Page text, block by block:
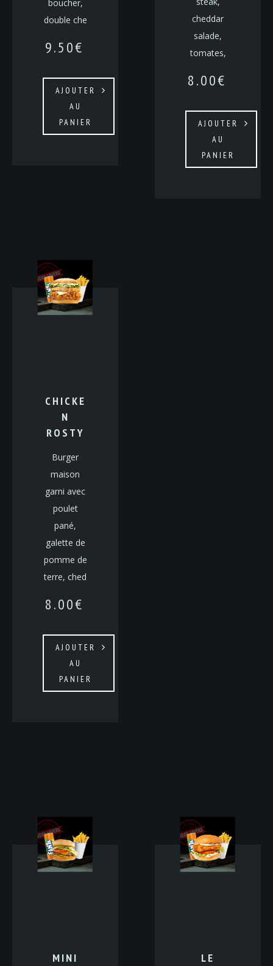
cheddar
salade,
tomates,
8.00€
AJOUTER
AU
PANIER
boucher,
double che
9.50€
AJOUTER
AU
PANIER
CHICKE
N
ROSTY
Burger
maison
garni avec
poulet
pané,
galette de
pomme de
terre, ched
8.00€
AJOUTER
AU
PANIER
MINI
LE